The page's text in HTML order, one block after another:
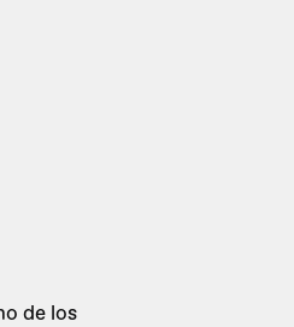
de los